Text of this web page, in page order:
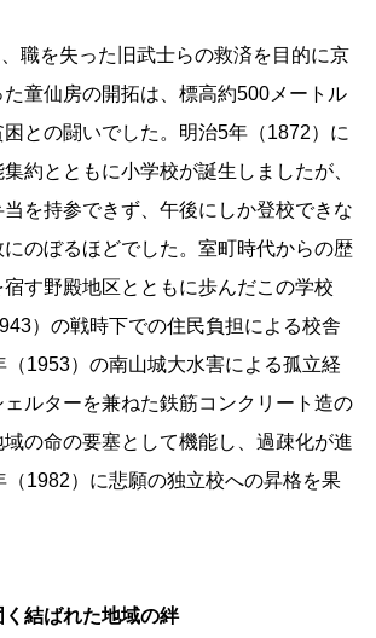
珸瑶瑁小学校 閉校
東栄小学校 閉校
柏木小学校 閉校
職を失った旧武士らの救済を目的に京
童仙房の開拓は、標高約500メートル
との闘いでした。明治5年（1872）に
約とともに小学校が誕生しましたが、
を持参できず、午後にしか登校できな
のぼるほどでした。室町時代からの歴
す野殿地区とともに歩んだこの学校
）の戦時下での住民負担による校舎
（1953）の南山城大水害による孤立経
ルターを兼ねた鉄筋コンクリート造の
の命の要塞として機能し、過疎化が進
（1982）に悲願の独立校への昇格を果
結ばれた地域の絆